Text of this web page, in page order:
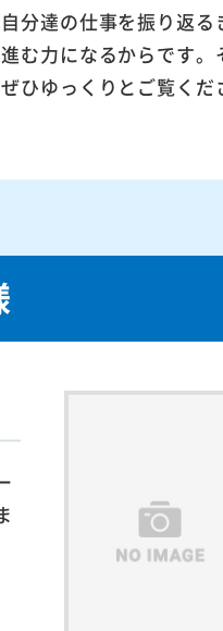
分達の仕事を振り返る
む力になるからです。
ゆっくりとご覧くだ